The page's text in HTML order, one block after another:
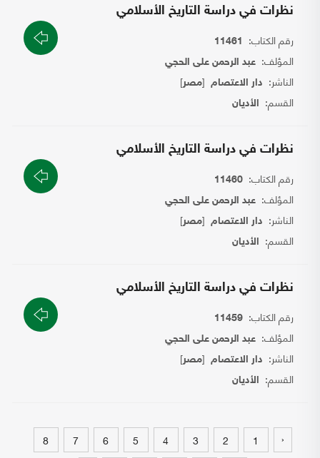
نظرات في دراسة التاريخ الأسلامي
رقم الكتاب: 11461
المؤلف: عبد الرحمن على الحجي
الناشر: دار الاعتصام [مصر]
القسم: الأديان
نظرات في دراسة التاريخ الأسلامي
رقم الكتاب: 11460
المؤلف: عبد الرحمن على الحجي
الناشر: دار الاعتصام [مصر]
القسم: الأديان
نظرات في دراسة التاريخ الأسلامي
رقم الكتاب: 11459
المؤلف: عبد الرحمن على الحجي
الناشر: دار الاعتصام [مصر]
القسم: الأديان
‹
1
2
3
4
5
6
7
8